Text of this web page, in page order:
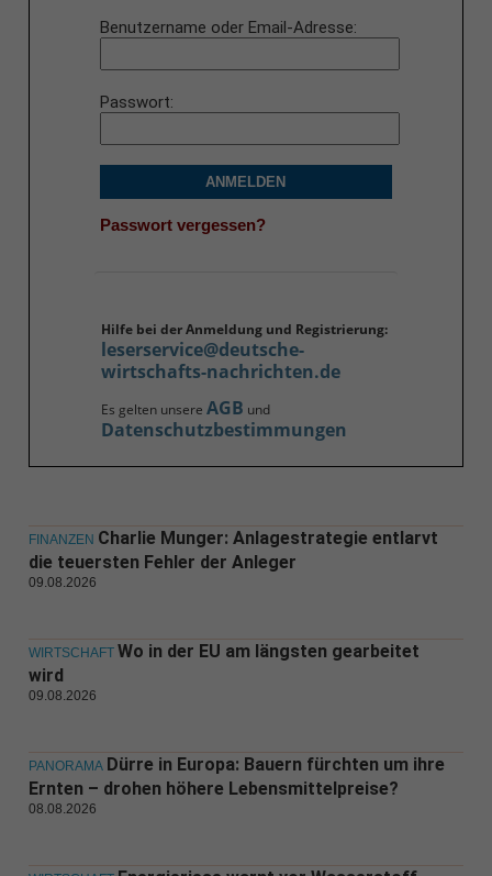
Benutzername oder Email-Adresse
Passwort
ANMELDEN
Passwort vergessen?
Hilfe bei der Anmeldung und Registrierung:
leserservice@deutsche-
wirtschafts-nachrichten.de
Es gelten unsere AGB und
Datenschutzbestimmungen
FINANZEN Charlie Munger: Anlagestrategie entlarvt
die teuersten Fehler der Anleger
09.08.2026
WIRTSCHAFT Wo in der EU am längsten gearbeitet
wird
09.08.2026
PANORAMA Dürre in Europa: Bauern fürchten um ihre
Ernten – drohen höhere Lebensmittelpreise?
08.08.2026